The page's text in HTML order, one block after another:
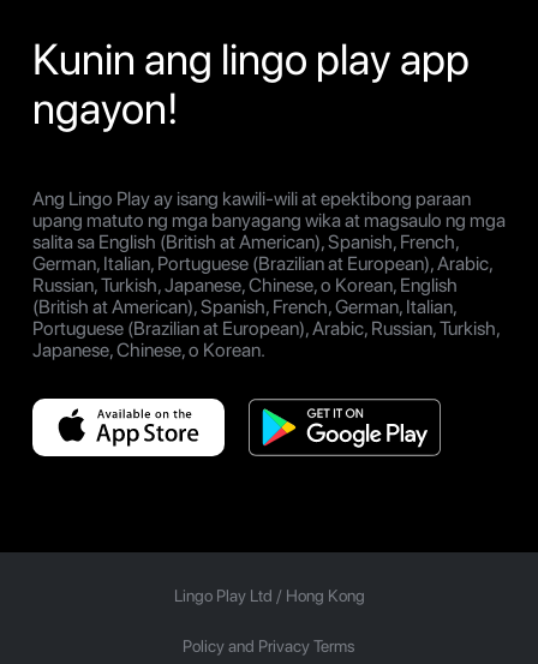
Kunin ang lingo play app
ngayon!
Ang Lingo Play ay isang kawili-wili at epektibong paraan
upang matuto ng mga banyagang wika at magsaulo ng mga
salita sa English (British at American), Spanish, French,
German, Italian, Portuguese (Brazilian at European), Arabic,
Russian, Turkish, Japanese, Chinese, o Korean, English
(British at American), Spanish, French, German, Italian,
Portuguese (Brazilian at European), Arabic, Russian, Turkish,
Japanese, Chinese, o Korean.
Lingo Play Ltd / Hong Kong
Policy and Privacy Terms